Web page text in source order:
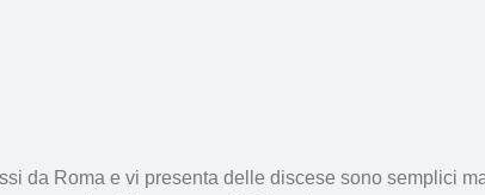
da Roma e vi presenta delle discese sono semplici